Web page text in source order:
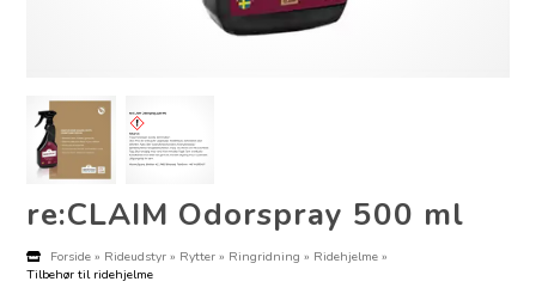
re:CLAIM Odorspray 500 ml
Forside » Rideudstyr » Rytter » Ringridning » Ridehjelme »
Tilbehør til ridehjelme